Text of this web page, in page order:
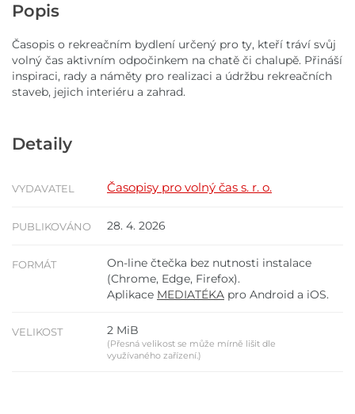
Popis
Časopis o rekreačním bydlení určený pro ty, kteří tráví svůj
volný čas aktivním odpočinkem na chatě či chalupě. Přináší
inspiraci, rady a náměty pro realizaci a údržbu rekreačních
staveb, jejich interiéru a zahrad.
Detaily
VYDAVATEL Časopisy pro volný čas s. r. o.
PUBLIKOVÁNO 28. 4. 2026
FORMÁT
On-line čtečka bez nutnosti instalace
(Chrome, Edge, Firefox).
Aplikace MEDIATÉKA pro Android a iOS.
VELIKOST 2 MiB
(Přesná velikost se může mírně lišit dle
využívaného zařízení.)